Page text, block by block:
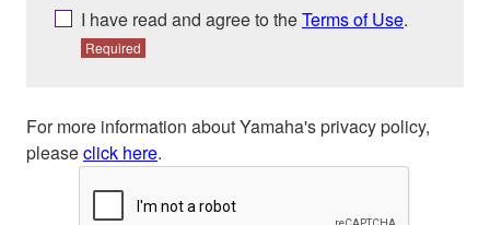
I have read and agree to theTerms of Use.
Required
For more information about Yamaha's privacy policy,
pleaseclick here.